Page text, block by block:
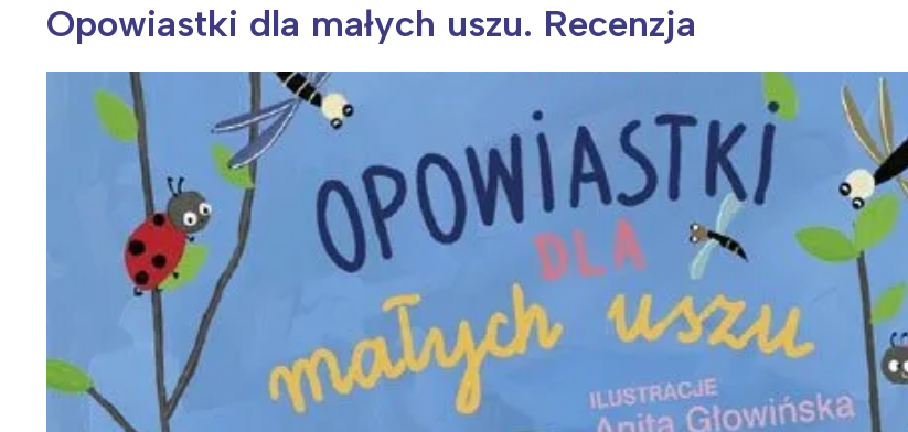
Wiosenny koncert ptaków na płocie Kwitnąca wiśnia i jej płatki Pszczoła i kwitnący ul
Opowiastki dla małych uszu. Recenzja